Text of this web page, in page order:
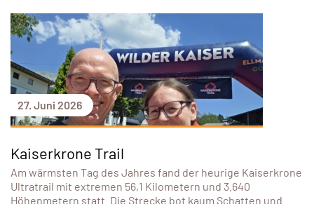
27. Juni 2026
Kaiserkrone Trail
Am wärmsten Tag des Jahres fand der heurige Kaiserkrone
Ultratrail mit extremen 56,1 Kilometern und 3.640
Höhenmetern statt. Die Strecke bot kaum Schatten und